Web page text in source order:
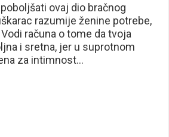
ovaj dio bračnog
razumije ženine potrebe,
računa o tome da tvoja
i sretna, jer u suprotnom
za intimnost…